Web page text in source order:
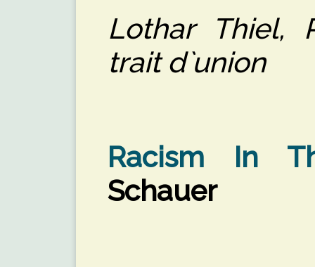
Lothar Thiel,
trait d`union
Racism In
Schauer